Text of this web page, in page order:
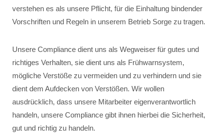
verstehen es als unsere Pflicht, für die Einhaltung bindender
Vorschriften und Regeln in unserem Betrieb Sorge zu tragen.
Unsere Compliance dient uns als Wegweiser für gutes und
richtiges Verhalten, sie dient uns als Frühwarnsystem,
mögliche Verstöße zu vermeiden und zu verhindern und sie
dient dem Aufdecken von Verstößen. Wir wollen
ausdrücklich, dass unsere Mitarbeiter eigenverantwortlich
handeln, unsere Compliance gibt ihnen hierbei die Sicherheit,
gut und richtig zu handeln.